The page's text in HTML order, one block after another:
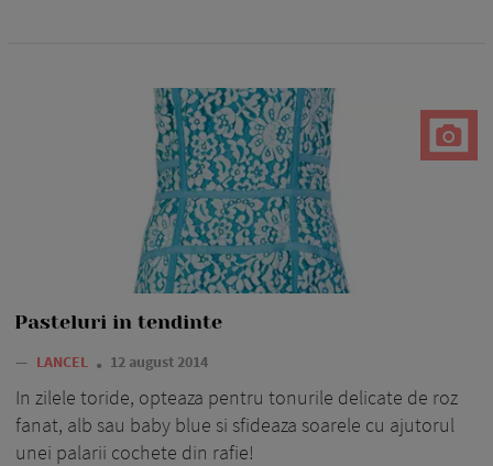
Pasteluri in tendinte
— LANCEL 12 august 2014
In zilele toride, opteaza pentru tonurile delicate de roz
fanat, alb sau baby blue si sfideaza soarele cu ajutorul
unei palarii cochete din rafie!